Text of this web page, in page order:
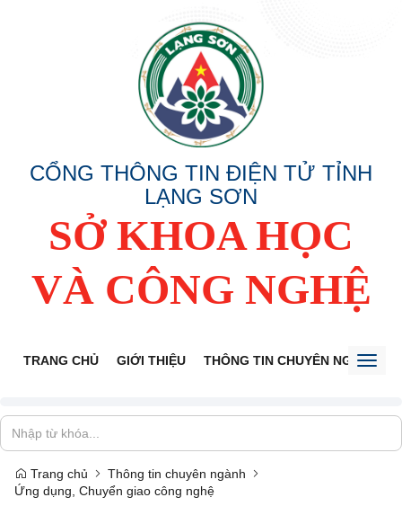
CỔNG THÔNG TIN ĐIỆN TỬ TỈNH
LẠNG SƠN
SỞ KHOA HỌC
VÀ CÔNG NGHỆ
TRANG CHỦ GIỚI THIỆU THÔNG TIN CHUYÊN NGÀNH
Trang chủ
Thông tin chuyên ngành
Ứng dụng, Chuyển giao công nghệ